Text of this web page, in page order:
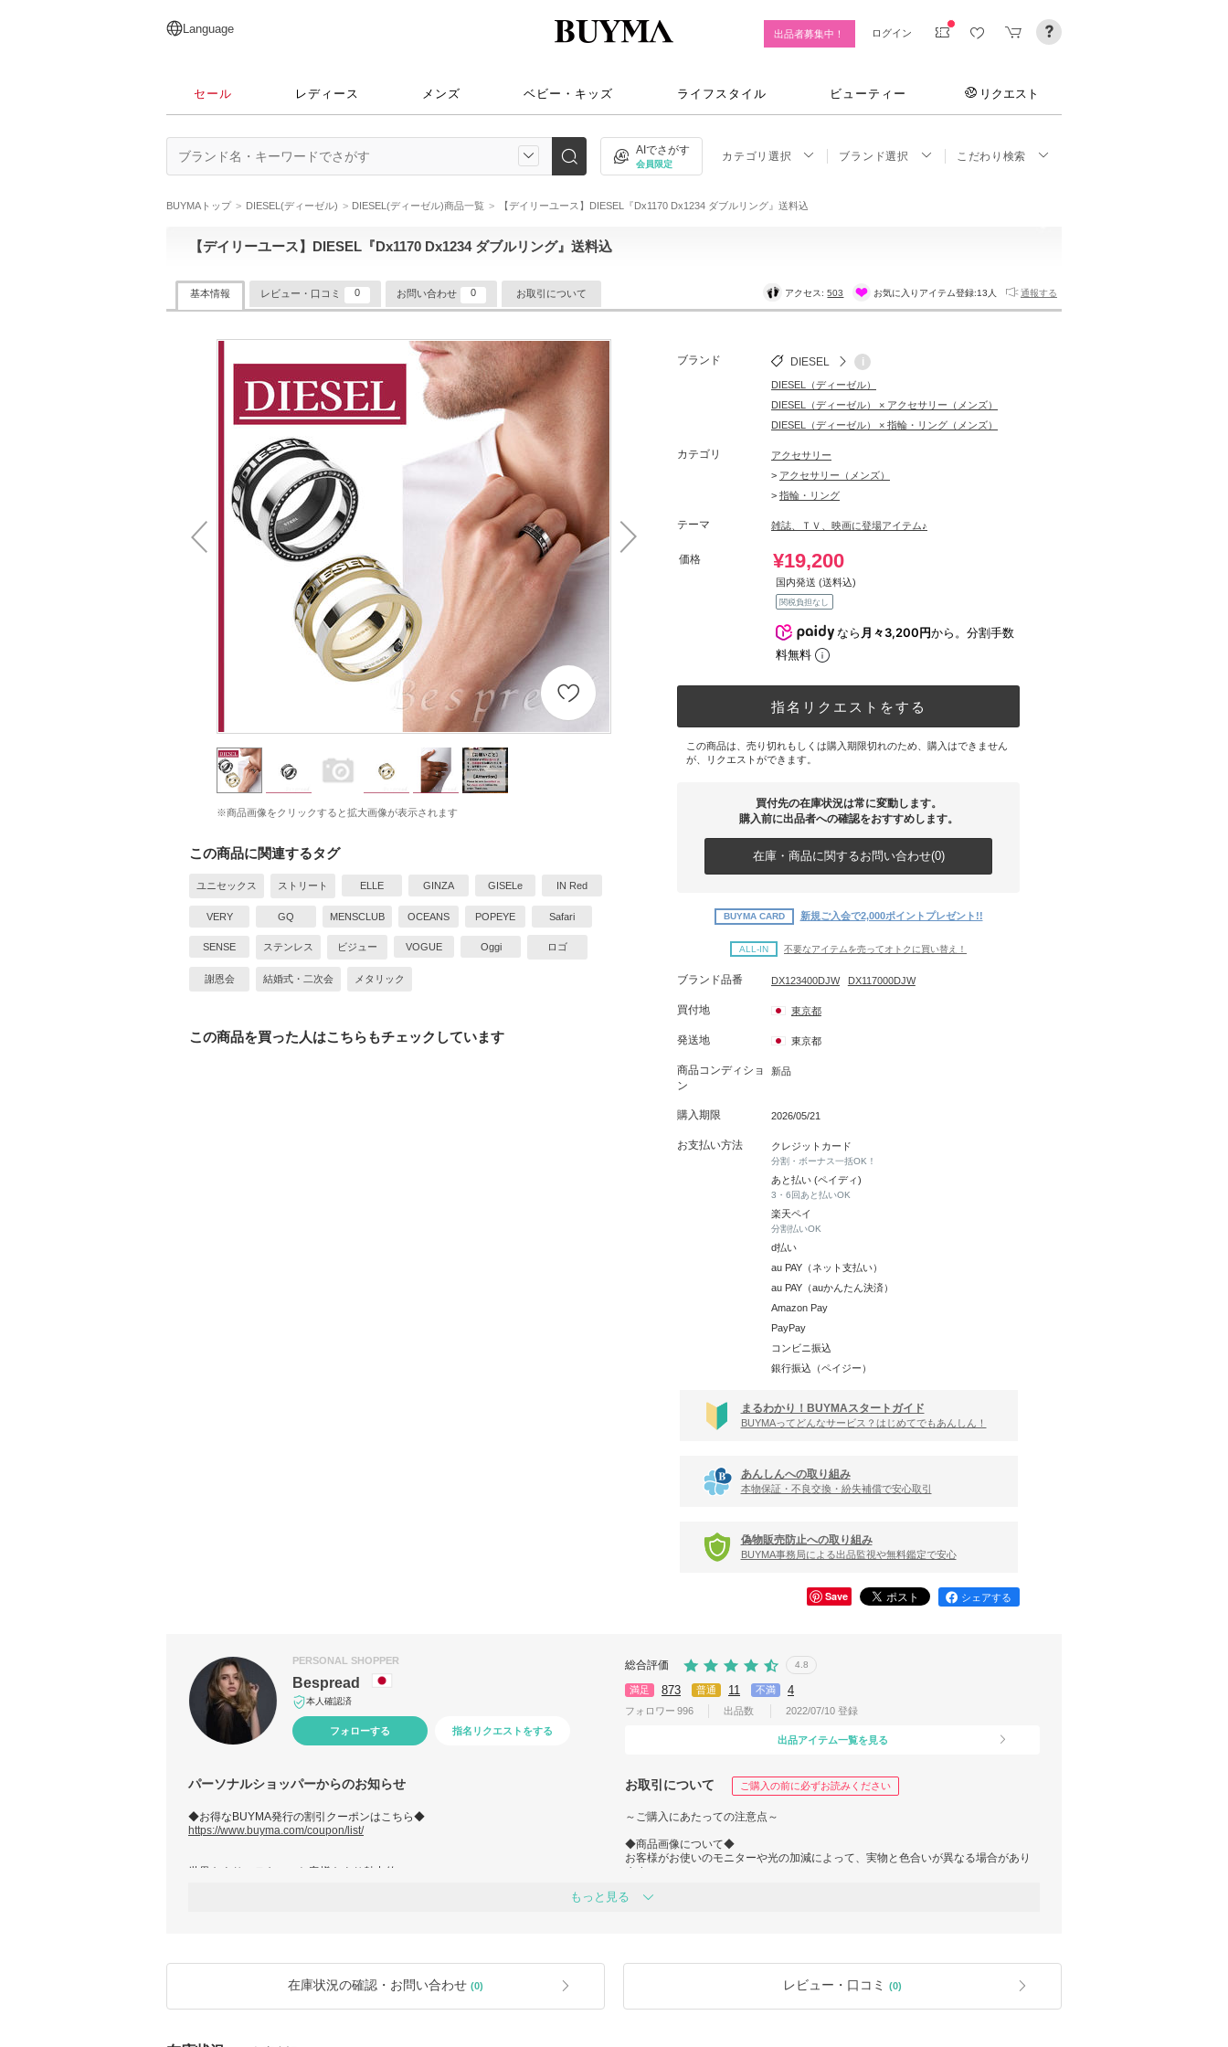
日本語
English
简体中文
繁體中文
Language 出品者募集中！ ログイン
セール レディース メンズ ベビー・キッズ ライフスタイル ビューティー リクエスト
AIでさがす
会員限定
カテゴリ選択 ブランド選択 こだわり検索
BUYMAトップ DIESEL(ディーゼル) DIESEL(ディーゼル)商品一覧 【デイリーユース】DIESEL『Dx1170 Dx1234 ダブルリング』送料込
【デイリーユース】DIESEL『Dx1170 Dx1234 ダブルリング』送料込
基本情報 レビュー・口コミ 0 お問い合わせ 0 お取引について アクセス:503 お気に入りアイテム登録:13人 通報する
※商品画像をクリックすると拡大画像が表示されます
この商品に関連するタグ
ユニセックス ストリート ELLE GINZA GISELe IN Red
VERY GQ MENSCLUB OCEANS POPEYE Safari
SENSE ステンレス ビジュー VOGUE Oggi ロゴ
謝恩会 結婚式・二次会 メタリック
この商品を買った人はこちらもチェックしています
ブランド DIESEL i
DIESEL（ディーゼル）
DIESEL（ディーゼル） × アクセサリー（メンズ）
DIESEL（ディーゼル） × 指輪・リング（メンズ）
カテゴリ
アクセサリー
> アクセサリー（メンズ）
> 指輪・リング
テーマ 雑誌、ＴＶ、映画に登場アイテム♪
価格 ¥19,200
国内発送 (送料込)
関税負担なし
なら月々3,200円から。分割手数
料無料
指名リクエストをする
この商品は、売り切れもしくは購入期限切れのため、購入はできません
が、リクエストができます。
買付先の在庫状況は常に変動します。
購入前に出品者への確認をおすすめします。
在庫・商品に関するお問い合わせ(0)
BUYMA CARD 新規ご入会で2,000ポイントプレゼント!!
ALL-IN 不要なアイテムを売ってオトクに買い替え！
ブランド品番 DX123400DJW DX117000DJW
買付地 東京都
発送地 東京都
商品コンディショ
ン
新品
購入期限 2026/05/21
お支払い方法 クレジットカード
分割・ボーナス一括OK！
あと払い (ペイディ)
3・6回あと払いOK
楽天ペイ
分割払いOK
d払い
au PAY（ネット支払い）
au PAY（auかんたん決済）
Amazon Pay
PayPay
コンビニ振込
銀行振込（ペイジー）
まるわかり！BUYMAスタートガイド
BUYMAってどんなサービス？はじめてでもあんしん！
あんしんへの取り組み
本物保証・不良交換・紛失補償で安心取引
偽物販売防止への取り組み
BUYMA事務局による出品監視や無料鑑定で安心
Save シェアする
PERSONAL SHOPPER
Bespread
本人確認済
フォローする 指名リクエストをする
総合評価 4.8
満足 873 普通 11 不満 4
フォロワー 996 出品数 2022/07/10 登録
出品アイテム一覧を見る
パーソナルショッパーからのお知らせ お取引について ご購入の前に必ずお読みください
◆お得なBUYMA発行の割引クーポンはこちら◆
https://www.buyma.com/coupon/list/
世界をよりステキに。お客様をより魅力的に。
当店が取り扱う商品は全てブランド直営店又は正規品取扱店から買い付けておりま
す。偽物はございませんので、ご安心ください。
★『送料込み』
～ご購入にあたっての注意点～
◆商品画像について◆
お客様がお使いのモニターや光の加減によって、実物と色合いが異なる場合があり
ます。
更が入り、画像とは異なってしまう場合があります。
もし在庫確認なしでご購入された場合、配送が遅れたり、キャンセルになってしま
◆関税◆
もっと見る
在庫状況の確認・お問い合わせ (0) レビュー・口コミ (0)